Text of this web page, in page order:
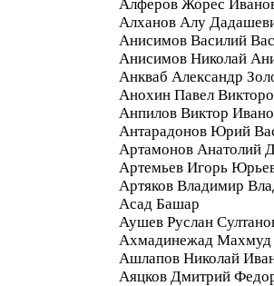
Алферов Жорес
Алханов Алу
Анисимов Василий
Анисимов Николай
Анкваб Александр
Анохин Павел
Анпилов Виктор
Антарадонов Юрий
Артамонов Анатолий
Артемьев Игорь
Артяков Владимир
Асад Башар
Аушев Руслан
Ахмадинежад Махмуд
Ашлапов Николай
Аяцков Дмитрий